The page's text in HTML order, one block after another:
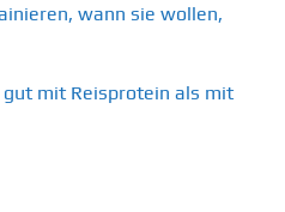
wann sie wollen,
mit Reisprotein als mit